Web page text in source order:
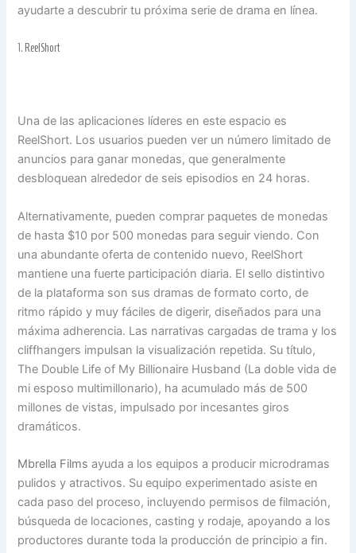
ayudarte a descubrir tu próxima serie de drama en línea.
1. ReelShort
Una de las aplicaciones líderes en este espacio es
ReelShort. Los usuarios pueden ver un número limitado de
anuncios para ganar monedas, que generalmente
desbloquean alrededor de seis episodios en 24 horas.
Alternativamente, pueden comprar paquetes de monedas
de hasta $10 por 500 monedas para seguir viendo. Con
una abundante oferta de contenido nuevo, ReelShort
mantiene una fuerte participación diaria. El sello distintivo
de la plataforma son sus dramas de formato corto, de
ritmo rápido y muy fáciles de digerir, diseñados para una
máxima adherencia. Las narrativas cargadas de trama y los
cliffhangers impulsan la visualización repetida. Su título,
The Double Life of My Billionaire Husband (La doble vida de
mi esposo multimillonario), ha acumulado más de 500
millones de vistas, impulsado por incesantes giros
dramáticos.
Mbrella Films ayuda a los equipos a producir microdramas
pulidos y atractivos. Su equipo experimentado asiste en
cada paso del proceso, incluyendo permisos de filmación,
búsqueda de locaciones, casting y rodaje, apoyando a los
productores durante toda la producción de principio a fin.